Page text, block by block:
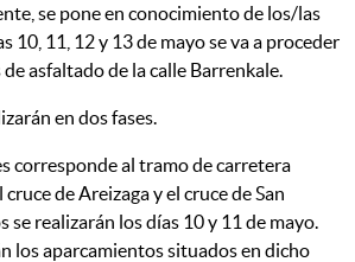
se pone en conocimiento de los/las
10, 11, 12 y 13 de mayo se va a proceder
asfaltado de la calle Barrenkale.
en dos fases.
corresponde al tramo de carretera
de Areizaga y el cruce de San
se realizarán los días 10 y 11 de mayo.
los aparcamientos situados en dicho